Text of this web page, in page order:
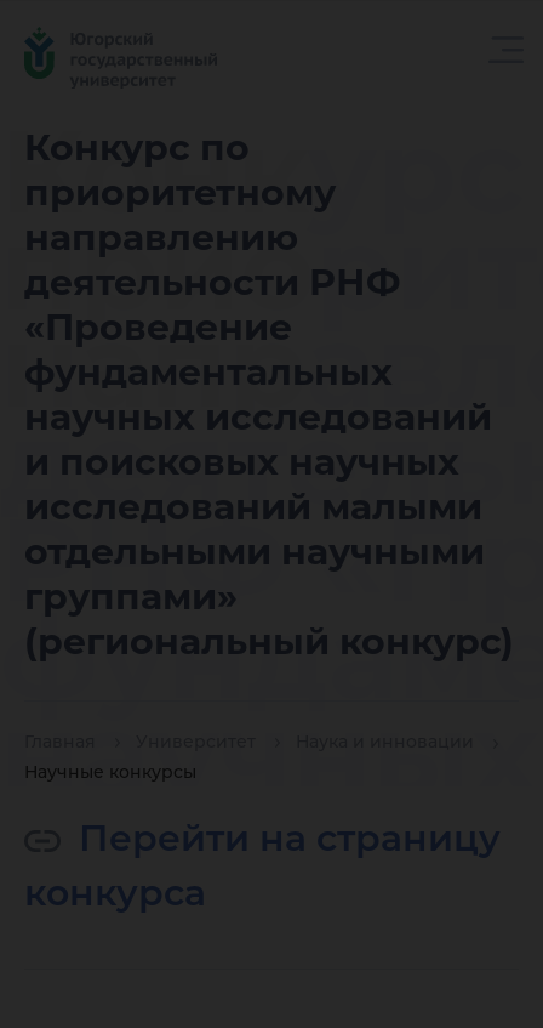
Конкурс по
приоритетному
направлению
деятельности РНФ
«Проведение
фундаментальных
научных исследований
и поисковых научных
исследований малыми
отдельными научными
группами»
(региональный конкурс)
Научные конкурсы
РНФ
научных
Перейти на страницу
конкурса